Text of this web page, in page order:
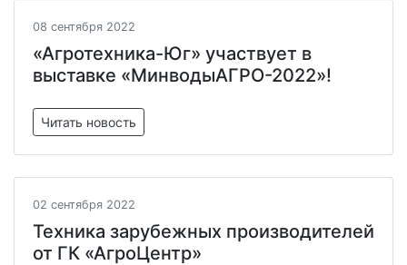
08 сентября 2022
«Агротехника-Юг» участвует в
выставке «МинводыАГРО-2022»!
Читать новость
02 сентября 2022
Техника зарубежных производителей
от ГК «АгроЦентр»